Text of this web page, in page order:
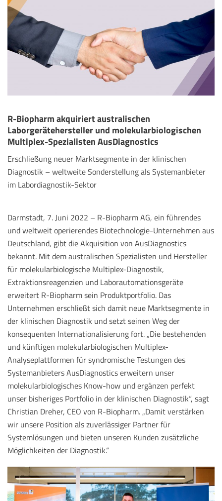
R-Biopharm akquiriert australischen
Laborgerätehersteller und molekularbiologischen
Multiplex-Spezialisten AusDiagnostics
Erschließung neuer Marktsegmente in der klinischen
Diagnostik – weltweite Sonderstellung als Systemanbieter
im Labordiagnostik-Sektor
Darmstadt, 7. Juni 2022 – R-Biopharm AG, ein führendes
und weltweit operierendes Biotechnologie-Unternehmen aus
Deutschland, gibt die Akquisition von AusDiagnostics
bekannt. Mit dem australischen Spezialisten und Hersteller
für molekularbiologische Multiplex-Diagnostik,
Extraktionsreagenzien und Laborautomationsgeräte
erweitert R-Biopharm sein Produktportfolio. Das
Unternehmen erschließt sich damit neue Marktsegmente in
der klinischen Diagnostik und setzt seinen Weg der
konsequenten Internationalisierung fort. „Die bestehenden
und künftigen molekularbiologischen Multiplex-
Analyseplattformen für syndromische Testungen des
Systemanbieters AusDiagnostics erweitern unser
molekularbiologisches Know-how und ergänzen perfekt
unser bisheriges Portfolio in der klinischen Diagnostik“, sagt
Christian Dreher, CEO von R-Biopharm. „Damit verstärken
wir unsere Position als zuverlässiger Partner für
Systemlösungen und bieten unseren Kunden zusätzliche
Möglichkeiten der Diagnostik.“